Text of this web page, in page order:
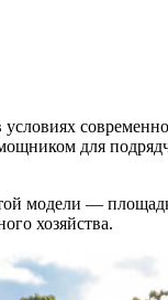
условиях
для
модели —
хозяйства.